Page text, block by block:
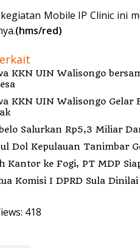
kegiatan Mobile IP Clinic ini
(hms/red)
KKN UIN Walisongo
KKN UIN Walisongo Gelar
Salurkan Rp5,3 Miliar
Dol Kepulauan Tanimbar
Komisi I DPRD Sula
418